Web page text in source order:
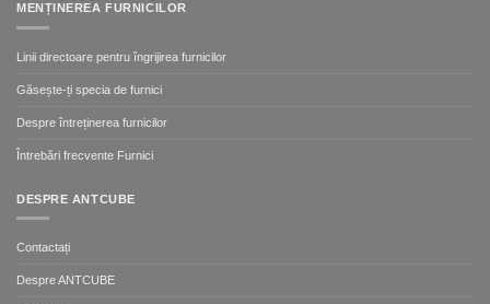
MENȚINEREA FURNICILOR
Linii directoare pentru îngrijirea furnicilor
Găsește-ți specia de furnici
Despre întreținerea furnicilor
Întrebări frecvente Furnici
DESPRE ANTCUBE
Contactați
Despre ANTCUBE